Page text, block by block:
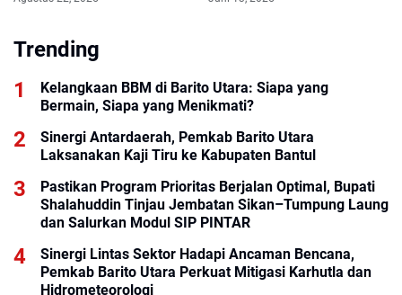
Trending
Kelangkaan BBM di Barito Utara: Siapa yang
Bermain, Siapa yang Menikmati?
Sinergi Antardaerah, Pemkab Barito Utara
Laksanakan Kaji Tiru ke Kabupaten Bantul
Pastikan Program Prioritas Berjalan Optimal, Bupati
Shalahuddin Tinjau Jembatan Sikan–Tumpung Laung
dan Salurkan Modul SIP PINTAR
Sinergi Lintas Sektor Hadapi Ancaman Bencana,
Pemkab Barito Utara Perkuat Mitigasi Karhutla dan
Hidrometeorologi